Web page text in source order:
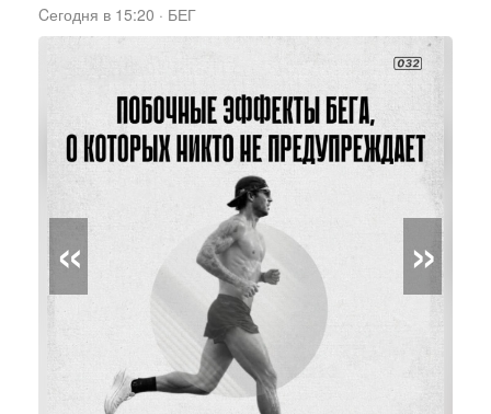
Cегодня в 15:20 · БЕГ
« »